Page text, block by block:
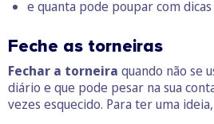
e quanta pode poupar com dicas
Feche as torneiras
Fechar a torneira quando não se
diário e que pode pesar na sua
vezes esquecido. Para ter uma